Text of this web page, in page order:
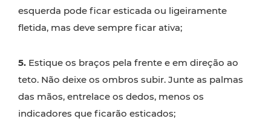
esquerda pode ficar esticada ou ligeiramente
fletida, mas deve sempre ficar ativa;
5. Estique os braços pela frente e em direção ao
teto. Não deixe os ombros subir. Junte as palmas
das mãos, entrelace os dedos, menos os
indicadores que ficarão esticados;